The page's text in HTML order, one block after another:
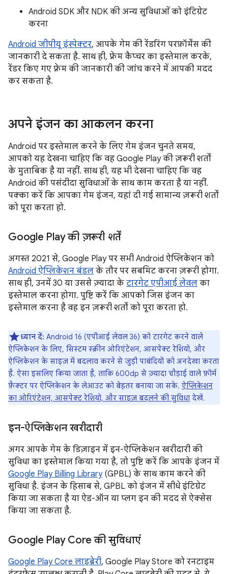
Android SDK और NDK की अन्य सुविधाओं को इंटिग्रेट
करना
Android जीपीयू इंस्पेक्टर, आपके गेम की रेंडरिंग परफ़ॉर्मेंस की
जानकारी दे सकता है. साथ ही, फ़्रेम कैप्चर का इस्तेमाल करके,
रेंडर किए गए फ़्रेम की जानकारी की जांच करने में आपकी मदद
कर सकता है.
अपने इंजन का आकलन करना
Android पर इस्तेमाल करने के लिए गेम इंजन चुनते समय,
आपको यह देखना चाहिए कि वह Google Play की ज़रूरी शर्तों
के मुताबिक है या नहीं. साथ ही, यह भी देखना चाहिए कि वह
Android की पसंदीदा सुविधाओं के साथ काम करता है या नहीं.
पक्का करें कि आपका गेम इंजन, यहां दी गई सामान्य ज़रूरी शर्तों
को पूरा करता हो.
Google Play की ज़रूरी शर्तें
अगस्त 2021 से, Google Play पर सभी Android ऐप्लिकेशन को
Android ऐप्लिकेशन बंडल के तौर पर सबमिट करना ज़रूरी होगा.
साथ ही, उनमें 30 या उससे ज़्यादा के टारगेट एपीआई लेवल का
इस्तेमाल करना होगा. पुष्टि करें कि आपको जिस इंजन का
इस्तेमाल करना है वह इन ज़रूरी शर्तों को पूरा करता हो.
ध्यान दें: Android 16 (एपीआई लेवल 36) को टारगेट करने वाले
ऐप्लिकेशन के लिए, सिस्टम स्क्रीन ओरिएंटेशन, आसपेक्ट रेशियो, और
ऐप्लिकेशन के साइज़ में बदलाव करने से जुड़ी पाबंदियों को अनदेखा करता
है. ऐसा इसलिए किया जाता है, ताकि 600dp से ज़्यादा चौड़ाई वाले फ़ॉर्म
फ़ैक्टर पर ऐप्लिकेशन के लेआउट को बेहतर बनाया जा सके. ऐप्लिकेशन
का ओरिएंटेशन, आसपेक्ट रेशियो, और साइज़ बदलने की सुविधा देखें.
इन-ऐप्लिकेशन खरीदारी
अगर आपके गेम के डिज़ाइन में इन-ऐप्लिकेशन खरीदारी की
सुविधा का इस्तेमाल किया गया है, तो पुष्टि करें कि आपके इंजन में
Google Play Billing Library(GPBL) के साथ काम करने की
सुविधा है. इंजन के हिसाब से, GPBL को इंजन में सीधे इंटिग्रेट
किया जा सकता है या ऐड-ऑन या प्लग इन की मदद से ऐक्सेस
किया जा सकता है.
Google Play Core की सुविधाएं
Google Play Core लाइब्रेरी, Google Play Store को रनटाइम